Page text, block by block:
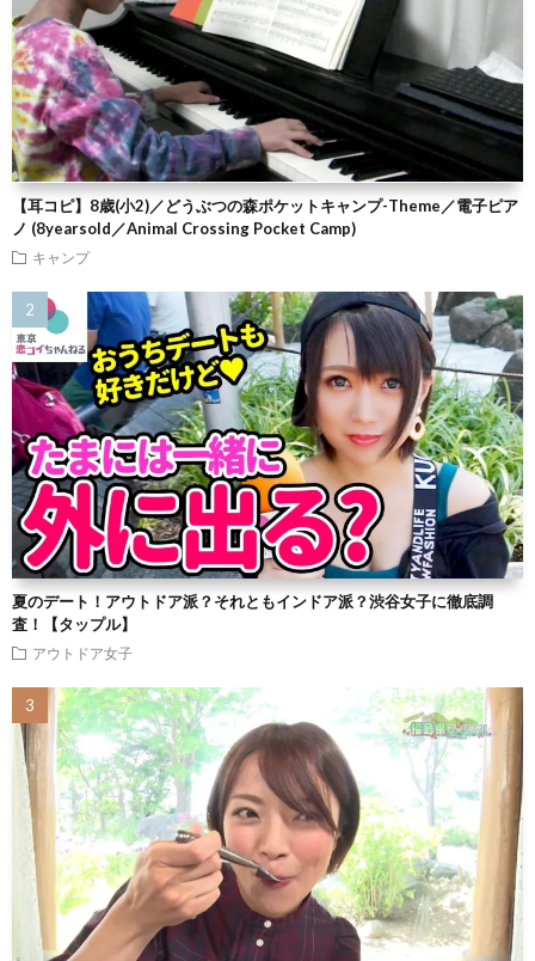
【耳コピ】8歳(小2)／どうぶつの森ポケットキャンプ-Theme／電子ピア
ノ (8yearsold／Animal Crossing Pocket Camp)
キャンプ
夏のデート！アウトドア派？それともインドア派？渋谷女子に徹底調
査！【タップル】
アウトドア女子